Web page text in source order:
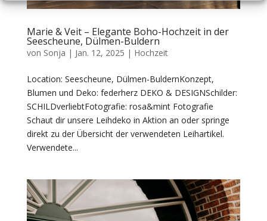
Marie & Veit – Elegante Boho-Hochzeit in der
Seescheune, Dülmen-Buldern
von Sonja | Jan. 12, 2025 | Hochzeit
Location: Seescheune, Dülmen-BuldernKonzept,
Blumen und Deko: federherz DEKO & DESIGNSchilder:
SCHILDverliebtFotografie: rosa&mint Fotografie
Schaut dir unsere Leihdeko in Aktion an oder springe
direkt zu der Übersicht der verwendeten Leihartikel.
Verwendete...